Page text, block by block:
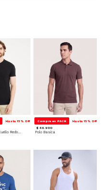
Hasta 15% Off
Camiseta Basica Cuello Redondo
Compra en PACK Hasta 15% Off
$ 49.900
Polo Basica